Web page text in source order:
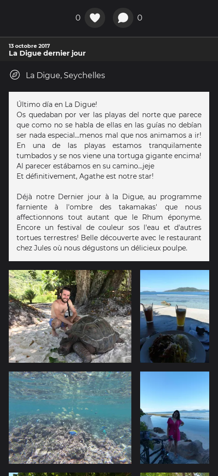
0 0
13 octobre 2017
La Digue dernier jour
La Digue, Seychelles
Último día en La Digue!
Os quedaban por ver las playas del norte que parece
que como no se habla de ellas en las guías no debían
ser nada especial...menos mal que nos animamos a ir!
En una de las playas estamos tranquilamente
tumbados y se nos viene una tortuga gigante encima!
Al parecer estábamos en su camino...jeje
Et définitivement, Agathe est notre star!
Déjà notre Dernier jour à la Digue, au programme
farniente à l'ombre des takamakas' que nous
affectionnons tout autant que le Rhum éponyme.
Encore un festival de couleur sos l'eau et d'autres
tortues terrestres! Belle découverte avec le restaurant
chez Jules où nous dégustons un délicieux poulpe.